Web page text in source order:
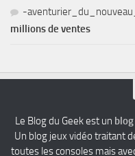
-
millions de ventes
Le Blog du Geek est un
Un blog jeux vidéo traitant
toutes les consoles mais